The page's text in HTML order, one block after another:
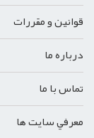
قوانين و مقررات
درباره ما
تماس با ما
معرفي سايت ها